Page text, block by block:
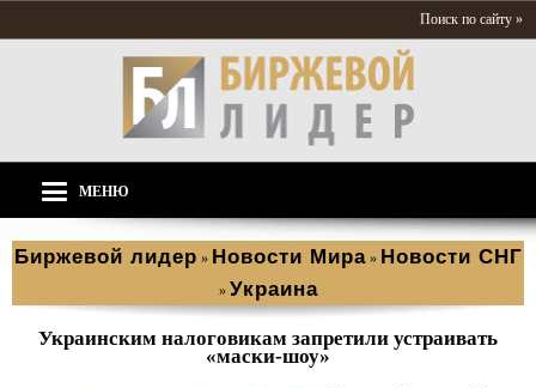
Поиск по сайту »
МЕНЮ
Биржевой лидер » Новости Мира » Новости СНГ
» Украина
Украинским налоговикам запретили устраивать
«маски-шоу»